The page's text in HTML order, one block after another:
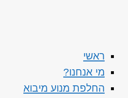
ראשי
מי אנחנו?
החלפת מנוע מיבוא